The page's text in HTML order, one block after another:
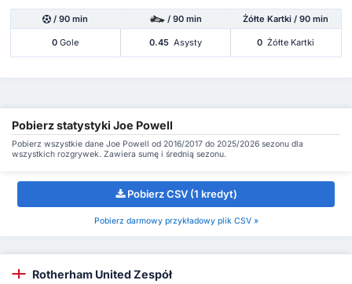
/ 90 min / 90 min Żółte Kartki / 90 min
0 Gole 0.45 Asysty 0 Żółte Kartki
Pobierz statystyki Joe Powell
Pobierz wszystkie dane Joe Powell od 2016/2017 do 2025/2026 sezonu dla
wszystkich rozgrywek. Zawiera sumę i średnią sezonu.
Pobierz CSV (1 kredyt)
Pobierz darmowy przykładowy plik CSV »
Rotherham United Zespół